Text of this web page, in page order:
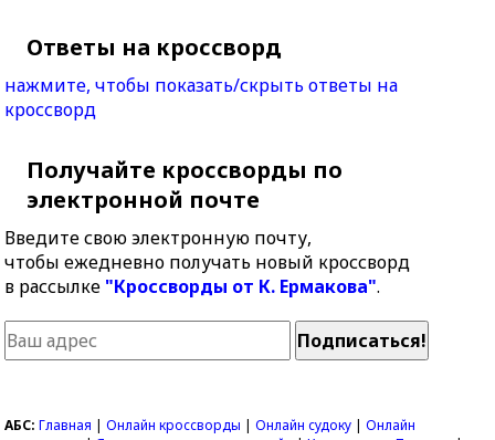
Ответы на кроссворд
нажмите, чтобы показать/скрыть ответы на
кроссворд
Получайте кроссворды по
электронной почте
Введите свою электронную почту,
чтобы ежедневно получать новый кроссворд
в рассылке "Кроссворды от К. Ермакова".
АБС: Главная |Онлайн кроссворды |Онлайн судоку |Онлайн